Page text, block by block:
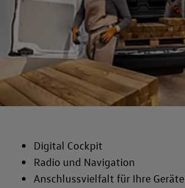
Digital Cockpit
Radio und Navigation
Anschlussvielfalt für Ihre Geräte